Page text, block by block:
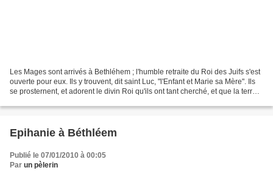
Les Mages sont arrivés à Bethléhem ; l'humble retraite du Roi des Juifs s'est
ouverte pour eux. Ils y trouvent, dit saint Luc, "l'Enfant et Marie sa Mère". Ils
se prosternent, et adorent le divin Roi qu'ils ont tant cherché, et que la terre
Epihanie à Béthléem
Publié le 07/01/2010 à 00:05
Par un pèlerin